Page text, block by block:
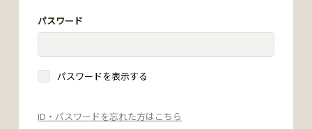
パスワード
パスワードを表示する
ID・パスワードを忘れた方はこちら